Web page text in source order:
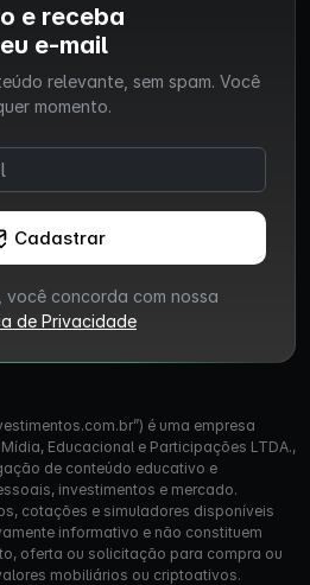
e receba
e-mail
relevante, sem spam. Você
momento.
Cadastrar
você concorda com nossa
de Privacidade
é uma empresa
Educacional e Participações LTDA.,
de conteúdo educativo e
investimentos e mercado.
cotações e simuladores disponíveis
informativo e não constituem
oferta ou solicitação para compra ou
mobiliários ou criptoativos.